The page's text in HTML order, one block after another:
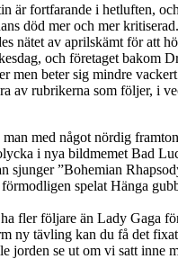
är fortfarande i hetluften,
död mer och mer
nätet av aprilskämt för att
och företaget bakom
men beter sig mindre
av rubrikerna som följer, i
med något nördig
i nya bildmemet Bad
sjunger ”Bohemian
spelat Hänga
fler följare än Lady Gaga
ny tävling kan du få det
jorden se ut om vi satt inne